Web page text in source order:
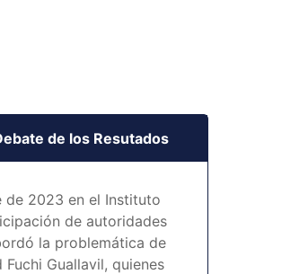
de los Resutados
de 2023 en el Instituto
de autoridades
la problemática de
Guallavil, quienes